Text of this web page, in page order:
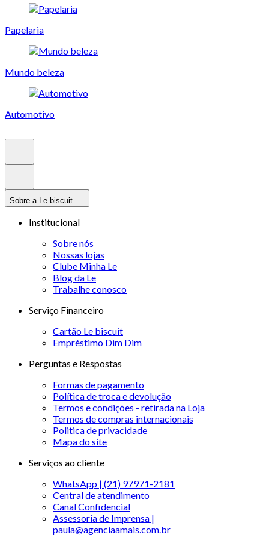
Papelaria
Mundo beleza
Automotivo
Sobre a Le biscuit
Institucional
Sobre nós
Nossas lojas
Clube Minha Le
Blog da Le
Trabalhe conosco
Serviço Financeiro
Cartão Le biscuit
Empréstimo Dim Dim
Perguntas e Respostas
Formas de pagamento
Política de troca e devolução
Termos e condições - retirada na Loja
Termos de compras internacionais
Politica de privacidade
Mapa do site
Serviços ao cliente
WhatsApp | (21) 97971-2181
Central de atendimento
Canal Confidencial
Assessoria de Imprensa |
paula@agenciaamais.com.br